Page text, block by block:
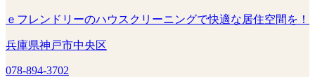
ｅフレンドリーのハウスクリーニングで快適な居住空間を！
兵庫県神戸市中央区
078-894-3702